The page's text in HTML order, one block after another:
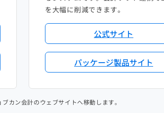
を大幅に削減できます。
公式サイト
パッケージ製品サイト
カン会計のウェブサイトへ移動します。